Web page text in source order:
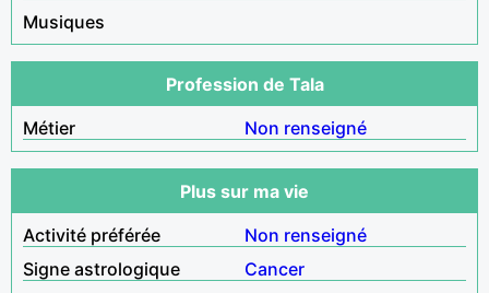
Musiques
Profession de Tala
Métier
Non renseigné
Plus sur ma vie
Activité préférée
Non renseigné
Signe astrologique
Cancer